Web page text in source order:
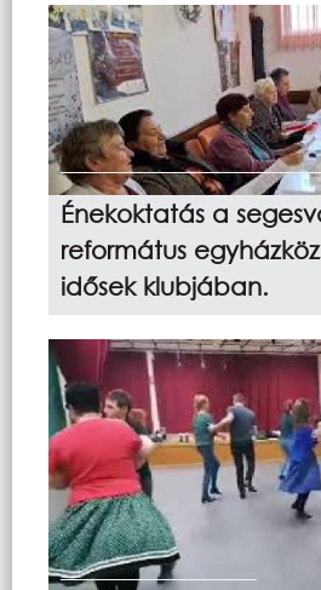
Énekoktatás a
református
idősek klubjában.